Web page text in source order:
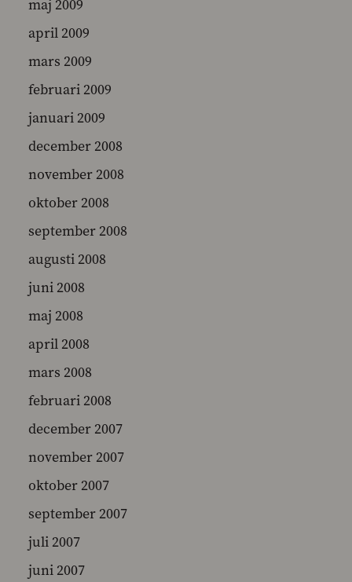
maj 2009
april 2009
mars 2009
februari 2009
januari 2009
december 2008
november 2008
oktober 2008
september 2008
augusti 2008
juni 2008
maj 2008
april 2008
mars 2008
februari 2008
december 2007
november 2007
oktober 2007
september 2007
juli 2007
juni 2007